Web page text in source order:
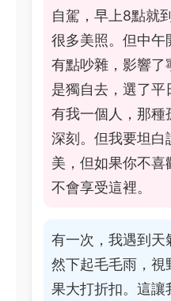
自駕，早上8點就
很多美照。但中午
有點吵雜，影響了
是獨自去，選了平
有我一個人，那種
深刻。但我要坦白
美，但如果你不
不會享受這裡。
有一次，我遇到天
然下起毛毛雨，視
果大打折扣。這讓